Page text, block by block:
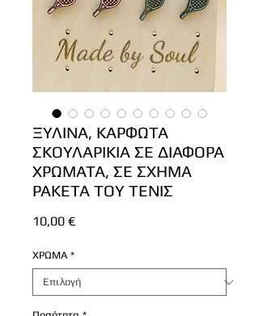
ΞΥΛΙΝΑ, ΚΑΡΦΩΤΑ
ΣΚΟΥΛΑΡΙΚΙΑ ΣΕ ΔΙΑΦΟΡΑ
ΧΡΩΜΑΤΑ, ΣΕ ΣΧΗΜΑ
ΡΑΚΕΤΑ ΤΟΥ ΤΕΝΙΣ
10,00 €Τιμή
ΧΡΩΜΑ *